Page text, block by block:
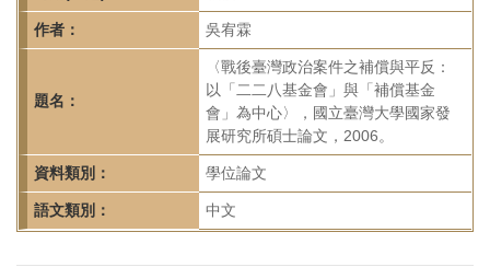
史
研
究
首
頁
作者： 吳宥霖
題名：
〈戰後臺灣政治案件之補償與平反：
以「二二八基金會」與「補償基金
會」為中心〉，國立臺灣大學國家發
展研究所碩士論文，2006。
資料類別： 學位論文
語文類別： 中文